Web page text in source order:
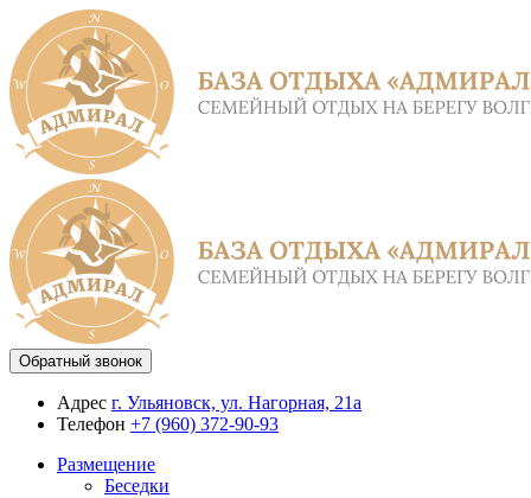
Обратный звонок
Адрес г. Ульяновск, ул. Нагорная, 21а
Телефон +7 (960) 372-90-93
Размещение
Беседки